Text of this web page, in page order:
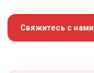
Свяжитесь с нами